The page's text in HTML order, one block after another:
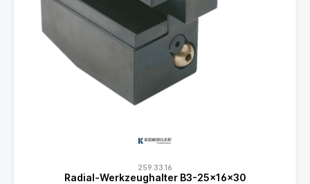
259.33.16
Radial-Werkzeughalter B3-25x16x30